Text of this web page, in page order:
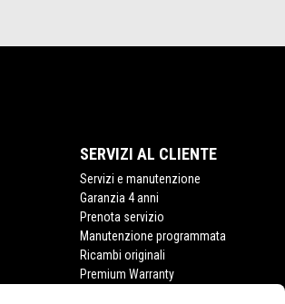
SERVIZI AL CLIENTE
Servizi e manutenzione
Garanzia 4 anni
Prenota servizio
Manutenzione programmata
Ricambi originali
Premium Warranty